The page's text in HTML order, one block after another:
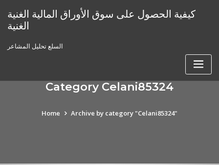
content
كيفية الحصول على سوق الأوراق المالية الغنية
الغنية
السلع تحليل المشاعر
Category Celani85324
Home Archive by category "Celani85324"